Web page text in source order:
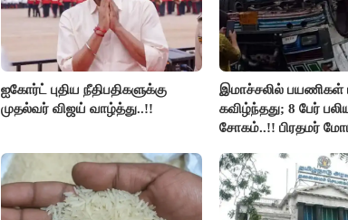
ஐகோர்ட் புதிய நீதிபதிகளுக்கு
முதல்வர் விஜய் வாழ்த்து..!!
இமாச்சலில் பயணிகள்
கவிழ்ந்தது; 8 பேர்
சோகம்..!! பிரதமர்